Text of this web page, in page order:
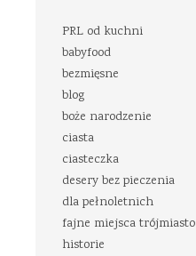
PRL od kuchni
babyfood
bezmięsne
blog
boże narodzenie
ciasta
ciasteczka
desery bez pieczenia
dla pełnoletnich
fajne miejsca trójmiasto
historie